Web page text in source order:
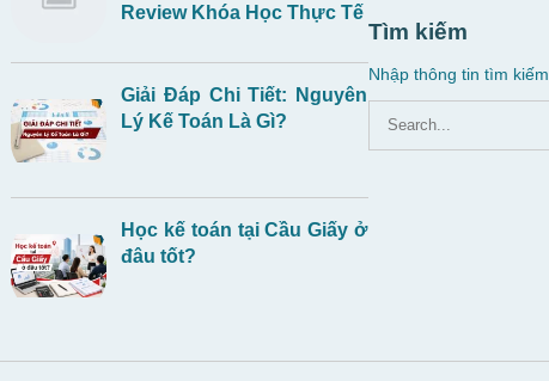
Review Khóa Học Thực Tế
Giải Đáp Chi Tiết: Nguyên
Lý Kế Toán Là Gì?
Học kế toán tại Cầu Giấy ở
đâu tốt?
Tìm kiếm
Nhập thông tin tìm kiếm